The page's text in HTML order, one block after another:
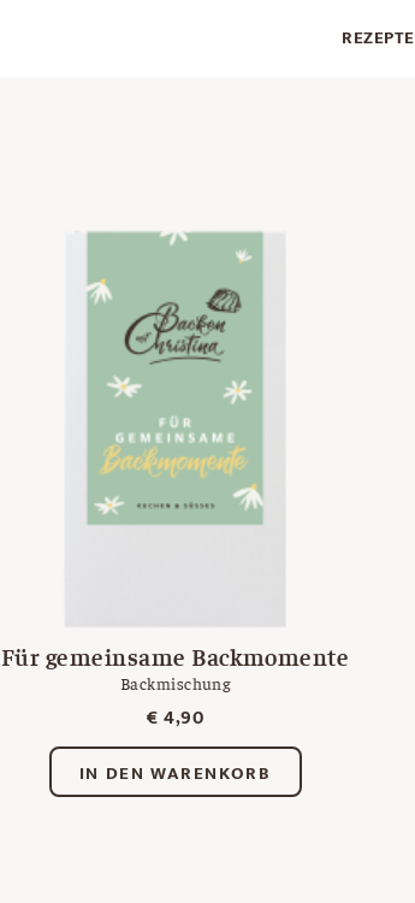
REZEPTE
Für gemeinsame Backmomente
Backmischung
€4,90
IN DEN WARENKORB